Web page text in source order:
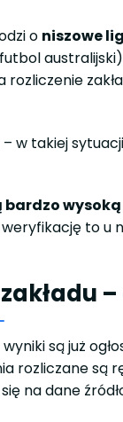
o niszowe
rozliczenie
– w takiej
bardzo
weryfikację to
są już
rozliczane są
się na dane